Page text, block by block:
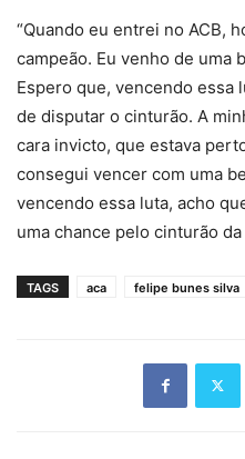
“Quando eu entrei no ACB,
campeão. Eu venho de uma
Espero que, vencendo essa
de disputar o cinturão. A
cara invicto, que estava
consegui vencer com uma
vencendo essa luta, acho
uma chance pelo cinturão
TAGS aca felipe bunes silva